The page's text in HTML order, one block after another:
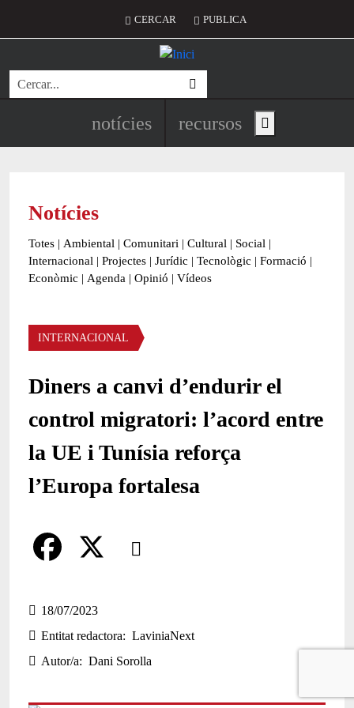
Menú del compte d'usuari
CERCAR PUBLICA
Cerca
Navegació principal de
notícies recursos Show main menu
Notícies
Totes | Ambiental | Comunitari | Cultural | Social |
Internacional | Projectes | Jurídic | Tecnològic | Formació |
Econòmic | Agenda | Opinió | Vídeos
Àmbit de la notícia
INTERNACIONAL
Diners a canvi d’endurir el
control migratori: l’acord entre
la UE i Tunísia reforça
l’Europa fortalesa
Comparteix
a
c
e
18/07/2023
Entitat redactora
LaviniaNext
Autor/a
Dani Sorolla